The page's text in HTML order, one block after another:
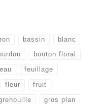
bassin blanc
bouton floral
eau feuillage
fleur fruit
gros plan